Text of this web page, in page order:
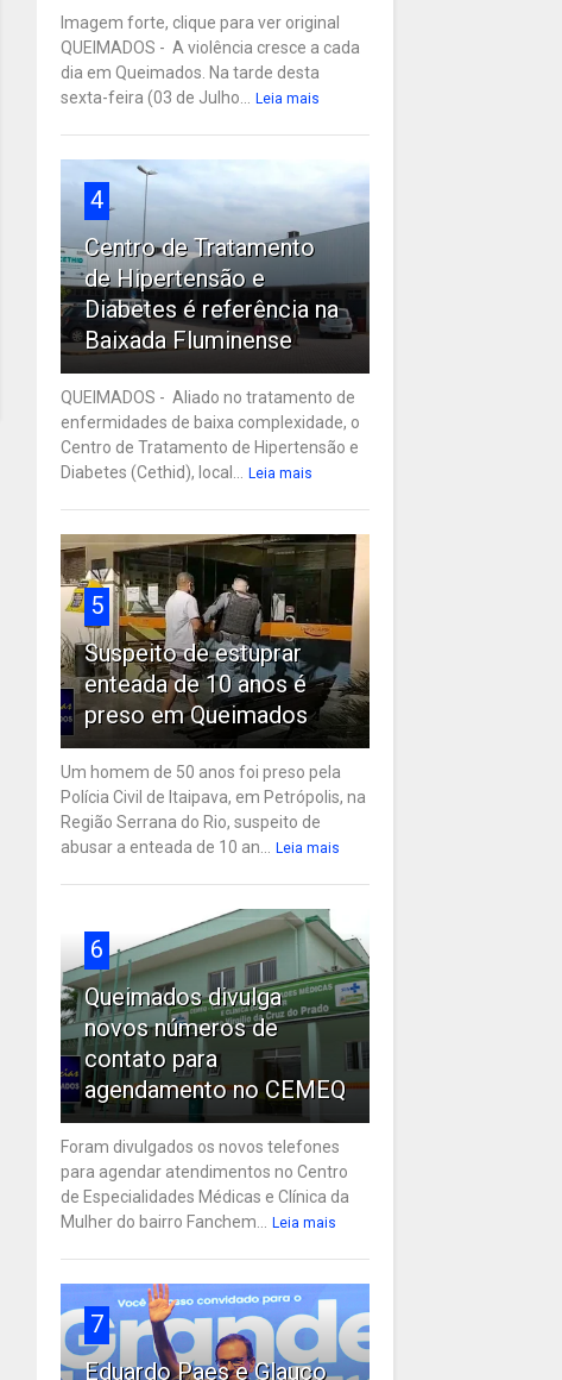
Imagem forte, clique para ver original
QUEIMADOS - A violência cresce a cada
dia em Queimados. Na tarde desta
sexta-feira (03 de Julho...
Leia mais
4
Centro de Tratamento
de Hipertensão e
Diabetes é referência na
Baixada Fluminense
QUEIMADOS - Aliado no tratamento de
enfermidades de baixa complexidade, o
Centro de Tratamento de Hipertensão e
Diabetes (Cethid), local...
Leia mais
5
Suspeito de estuprar
enteada de 10 anos é
preso em Queimados
Um homem de 50 anos foi preso pela
Polícia Civil de Itaipava, em Petrópolis, na
Região Serrana do Rio, suspeito de
abusar a enteada de 10 an...
Leia mais
6
Queimados divulga
novos números de
contato para
agendamento no CEMEQ
Foram divulgados os novos telefones
para agendar atendimentos no Centro
de Especialidades Médicas e Clínica da
Mulher do bairro Fanchem...
Leia mais
7
Eduardo Paes e Glauco